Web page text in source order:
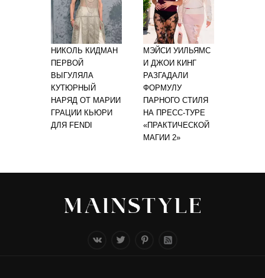
НИКОЛЬ КИДМАН
ПЕРВОЙ
ВЫГУЛЯЛА
КУТЮРНЫЙ
НАРЯД ОТ МАРИИ
ГРАЦИИ КЬЮРИ
ДЛЯ FENDI
МЭЙСИ УИЛЬЯМС
И ДЖОИ КИНГ
РАЗГАДАЛИ
ФОРМУЛУ
ПАРНОГО СТИЛЯ
НА ПРЕСС-ТУРЕ
«ПРАКТИЧЕСКОЙ
МАГИИ 2»